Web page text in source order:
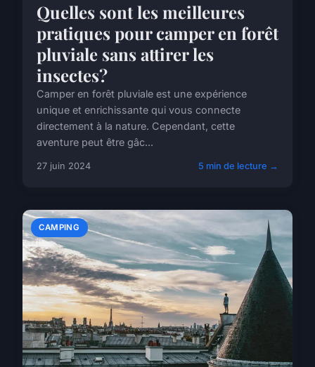
Quelles sont les meilleures
pratiques pour camper en forêt
pluviale sans attirer les
insectes?
Camper en forêt pluviale est une expérience
unique et enrichissante qui vous connecte
directement à la nature. Cependant, cette
aventure peut être gâc...
27 juin 2024 5 min de lecture →
CAMPING